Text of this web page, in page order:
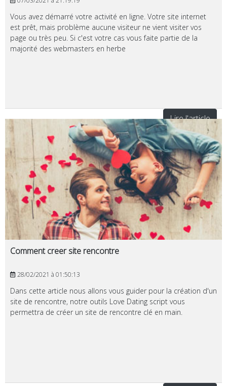
Vous avez démarré votre activité en ligne. Votre site internet
est prêt, mais problème aucune visiteur ne vient visiter vos
page ou très peu. Si c'est votre cas vous faite partie de la
majorité des webmasters en herbe
Lire l'article
Comment creer site rencontre
28/02/2021 à 01:50:13
Dans cette article nous allons vous guider pour la création d'un
site de rencontre, notre outils Love Dating script vous
permettra de créer un site de rencontre clé en main.